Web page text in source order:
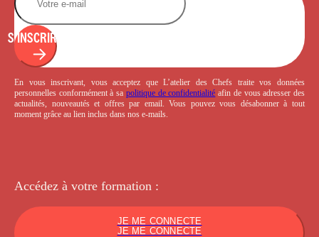
S'INSCRIRE
En vous inscrivant, vous acceptez que L’atelier des Chefs traite vos données
personnelles conformément à sa politique de confidentialité afin de vous adresser des
actualités, nouveautés et offres par email. Vous pouvez vous désabonner à tout
moment grâce au lien inclus dans nos e-mails.
Accédez à votre formation :
JE ME CONNECTE
JE ME CONNECTE